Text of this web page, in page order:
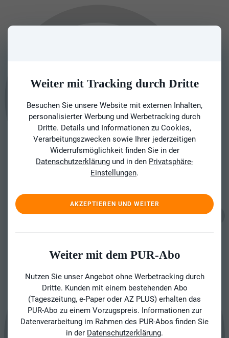
Weiter mit Tracking durch Dritte
Besuchen Sie unsere Website mit externen Inhalten,
personalisierter Werbung und Werbetracking durch
Dritte. Details und Informationen zu Cookies,
Verarbeitungszwecken sowie Ihrer jederzeitigen
Widerrufsmöglichkeit finden Sie in der
Datenschutzerklärung und in den Privatsphäre-
Einstellungen.
AKZEPTIEREN UND WEITER
Weiter mit dem PUR-Abo
Nutzen Sie unser Angebot ohne Werbetracking durch
Dritte. Kunden mit einem bestehenden Abo
(Tageszeitung, e-Paper oder AZ PLUS) erhalten das
PUR-Abo zu einem Vorzugspreis. Informationen zur
Datenverarbeitung im Rahmen des PUR-Abos finden Sie
in der Datenschutzerklärung.